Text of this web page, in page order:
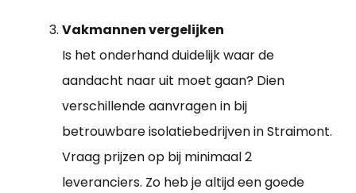
Vakmannen vergelijken
Is het onderhand duidelijk waar de
aandacht naar uit moet gaan? Dien
verschillende aanvragen in bij
betrouwbare isolatiebedrijven in Straimont.
Vraag prijzen op bij minimaal 2
leveranciers. Zo heb je altijd een goede